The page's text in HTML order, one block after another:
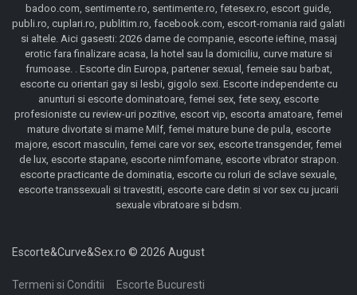
badoo.com, sentimente.ro, sentimente.ro, fetesex.ro, escort guide,
publi.ro, cuplari.ro, publitim.ro, facebook.com, escort-romania raid galati
si altele. Aici gasesti: 2026 dame de companie, escorte ieftine, masaj
erotic fara finalizare acasa, la hotel sau la domiciliu, curve mature si
frumoase. . Escorte din Europa, partener sexual, femeie sau barbat,
escorte cu orientari gay si lesbi, gigolo sexi. Escorte independente cu
anunturi si escorte dominatoare, femei sex, fete sexy, escorte
profesioniste cu review-uri pozitive, escort vip, escorta amatoare, femei
mature divortate si mame Milf, femei mature bune de pula, escorte
majore, escort masculin, femei care vor sex, escorte transgender, femei
de lux, escorte stapane, escorte nimfomane, escorte vibrator strapon.
escorte practicante de dominatia, escorte cu roluri de sclave sexuale,
escorte transsexuali si travestiti, escorte care detin si vor sex cu jucarii
sexuale vibratoare si bdsm.
Escorte&Curve&Sex.ro © 2026 August
Termeni si Conditii Escorte Bucuresti